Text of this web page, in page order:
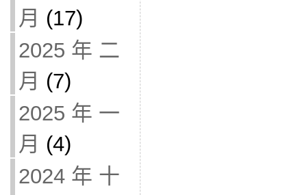
月 (17)
2025 年 二
月 (7)
2025 年 一
月 (4)
2024 年 十